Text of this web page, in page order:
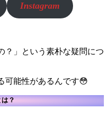
Instagram
？」という素朴な疑問につ
可能性があるんです😳
は？